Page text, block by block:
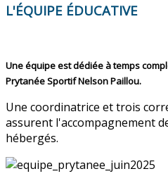
L'ÉQUIPE ÉDUCATIVE
Une équipe est dédiée à temps
Prytanée Sportif Nelson Paillou.
Une coordinatrice et trois
assurent l'accompagnement
hébergés.